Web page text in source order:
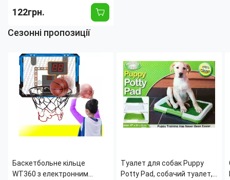
122грн.
Время непрерывной
Пьезорозжиг:True
Тип баллона:Цанговый
Соединение
баллона:
Цанговое
Сезонні пропозиції
Баскетбольне кільце
WT360 з електронним
Туалет для собак Puppy
Potty Pad, собачий туалет,